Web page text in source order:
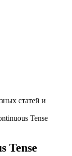
статей и
Tense
Tense